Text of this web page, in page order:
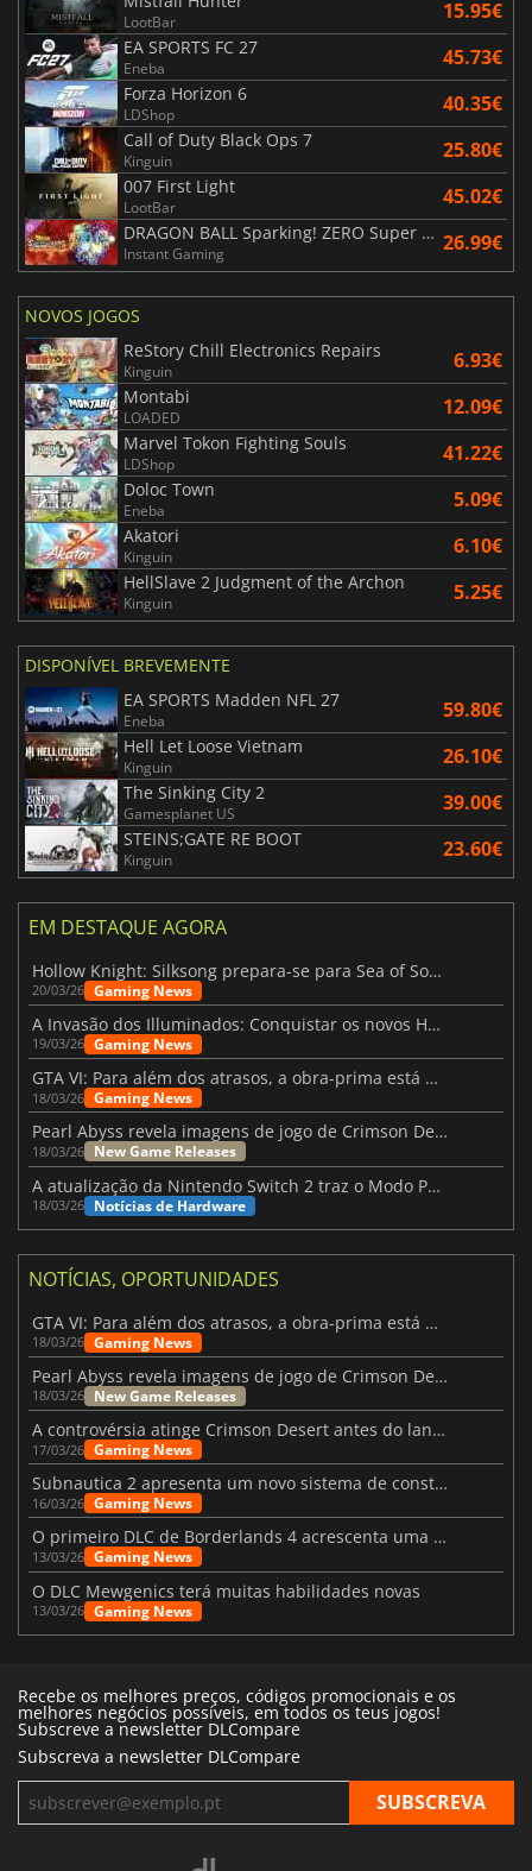
LootBar 15.95€
EA SPORTS FC 27
Eneba 45.73€
Forza Horizon 6
LDShop 40.35€
Call of Duty Black Ops 7
Kinguin 25.80€
007 First Light
LootBar 45.02€
DRAGON BALL Sparking! ZERO Super Limit Breaking NEO
Instant Gaming 26.99€
NOVOS JOGOS
ReStory Chill Electronics Repairs
Kinguin 6.93€
Montabi
LOADED 12.09€
Marvel Tokon Fighting Souls
LDShop 41.22€
Doloc Town
Eneba 5.09€
Akatori
Kinguin 6.10€
HellSlave 2 Judgment of the Archon
Kinguin 5.25€
DISPONÍVEL BREVEMENTE
EA SPORTS Madden NFL 27
Eneba 59.80€
Hell Let Loose Vietnam
Kinguin 26.10€
The Sinking City 2
Gamesplanet US 39.00€
STEINS;GATE RE BOOT
Kinguin 23.60€
EM DESTAQUE AGORA
Hollow Knight: Silksong prepara-se para Sea of Sorrow com um patch
20/03/26 Gaming News
A Invasão dos Illuminados: Conquistar os novos Helldivers 2 Atualização!
19/03/26 Gaming News
GTA VI: Para além dos atrasos, a obra-prima está quase a chegar
18/03/26 Gaming News
Pearl Abyss revela imagens de jogo de Crimson Desert para a PS5
18/03/26 New Game Releases
A atualização da Nintendo Switch 2 traz o Modo Portátil aos jogos mais antigos da Switch
18/03/26 Notícias de Hardware
NOTÍCIAS, OPORTUNIDADES
GTA VI: Para além dos atrasos, a obra-prima está quase a chegar
18/03/26 Gaming News
Pearl Abyss revela imagens de jogo de Crimson Desert para a PS5
18/03/26 New Game Releases
A controvérsia atinge Crimson Desert antes do lançamento
17/03/26 Gaming News
Subnautica 2 apresenta um novo sistema de construção de bases
16/03/26 Gaming News
O primeiro DLC de Borderlands 4 acrescenta uma nova personagem e muito mais
13/03/26 Gaming News
O DLC Mewgenics terá muitas habilidades novas
13/03/26 Gaming News
Recebe os melhores preços, códigos promocionais e os
melhores negócios possíveis, em todos os teus jogos!
Subscreve a newsletter DLCompare
Subscreva a newsletter DLCompare